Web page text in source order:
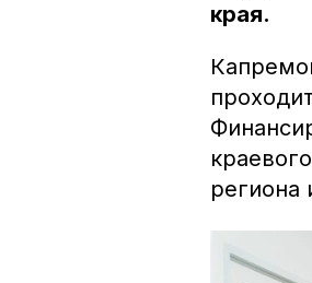
края.
региона